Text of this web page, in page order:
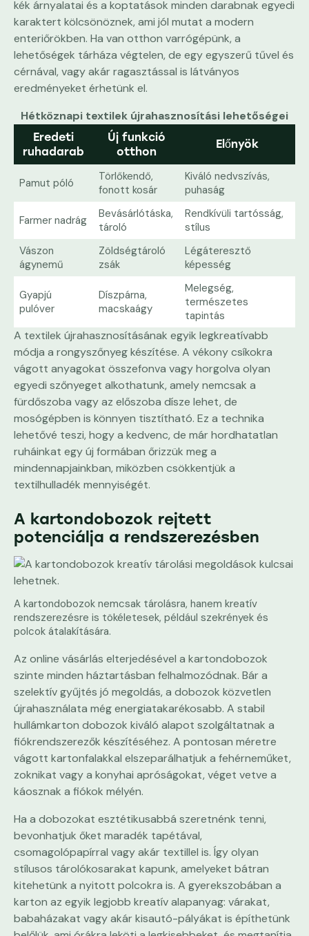
kék árnyalatai és a koptatások minden darabnak egyedi
karaktert kölcsönöznek, ami jól mutat a modern
enteriőrökben. Ha van otthon varrógépünk, a
lehetőségek tárháza végtelen, de egy egyszerű tűvel és
cérnával, vagy akár ragasztással is látványos
eredményeket érhetünk el.
Hétköznapi textilek újrahasznosítási lehetőségei
Eredeti
ruhadarab
Új funkció
otthon
Előnyök
Pamut póló
Törlőkendő,
fonott kosár
Kiváló nedvszívás,
puhaság
Farmer nadrág
Bevásárlótáska,
tároló
Rendkívüli tartósság,
stílus
Vászon
ágynemű
Zöldségtároló
zsák
Légáteresztő
képesség
Gyapjú
pulóver
Díszpárna,
macskaágy
Melegség,
természetes
tapintás
A textilek újrahasznosításának egyik legkreatívabb
módja a rongyszőnyeg készítése. A vékony csíkokra
vágott anyagokat összefonva vagy horgolva olyan
egyedi szőnyeget alkothatunk, amely nemcsak a
fürdőszoba vagy az előszoba dísze lehet, de
mosógépben is könnyen tisztítható. Ez a technika
lehetővé teszi, hogy a kedvenc, de már hordhatatlan
ruháinkat egy új formában őrizzük meg a
mindennapjainkban, miközben csökkentjük a
textilhulladék mennyiségét.
A kartondobozok rejtett
potenciálja a rendszerezésben
A kartondobozok nemcsak tárolásra, hanem kreatív
rendszerezésre is tökéletesek, például szekrények és
polcok átalakítására.
Az online vásárlás elterjedésével a kartondobozok
szinte minden háztartásban felhalmozódnak. Bár a
szelektív gyűjtés jó megoldás, a dobozok közvetlen
újrahasználata még energiatakarékosabb. A stabil
hullámkarton dobozok kiváló alapot szolgáltatnak a
fiókrendszerezők készítéséhez. A pontosan méretre
vágott kartonfalakkal elszeparálhatjuk a fehérneműket,
zoknikat vagy a konyhai apróságokat, véget vetve a
káosznak a fiókok mélyén.
Ha a dobozokat esztétikusabbá szeretnénk tenni,
bevonhatjuk őket maradék tapétával,
csomagolópapírral vagy akár textillel is. Így olyan
stílusos tárolókosarakat kapunk, amelyeket bátran
kitehetünk a nyitott polcokra is. A gyerekszobában a
karton az egyik legjobb kreatív alapanyag: várakat,
babaházakat vagy akár kisautó-pályákat is építhetünk